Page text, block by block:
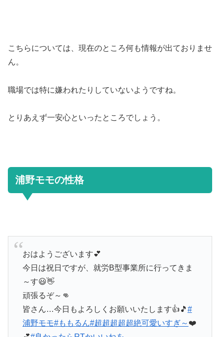
こちらについては、現在のところ何も情報が出ておりませ
ん。
職場では特に嫌われたりしていないようですね。
とりあえず一安心といったところでしょう。
浦野モモの性格
おはようございます💕
今日は祝日ですが、就労B型事業所に行ってきま
～す😃👋
頑張るぞ～👊
皆さん…今日もよろしくお願いいたします👍🎵 #
浦野モモ#ももるん#超超超超超絶可愛いすぎ～ ❤️